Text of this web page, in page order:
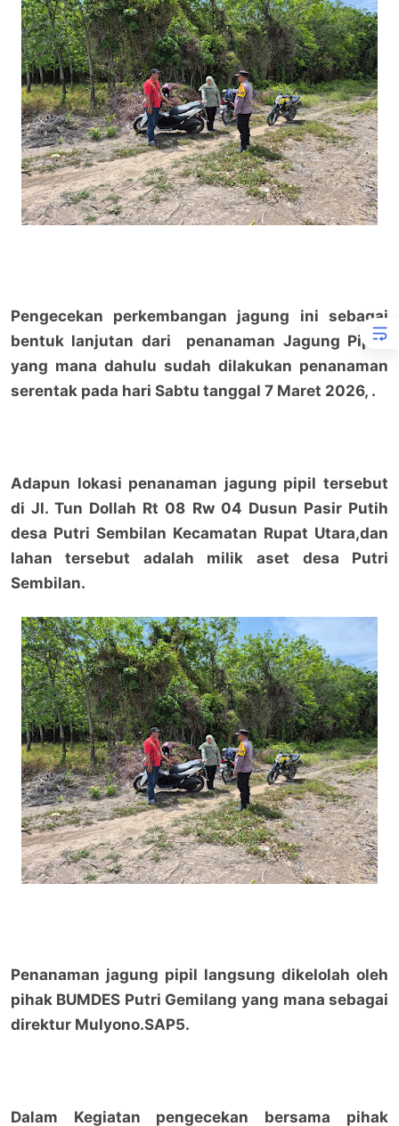
Pengecekan perkembangan jagung ini sebagai
bentuk lanjutan dari penanaman Jagung Pipil,
yang mana dahulu sudah dilakukan penanaman
serentak pada hari Sabtu tanggal 7 Maret 2026, .
Adapun lokasi penanaman jagung pipil tersebut
di Jl. Tun Dollah Rt 08 Rw 04 Dusun Pasir Putih
desa Putri Sembilan Kecamatan Rupat Utara,dan
lahan tersebut adalah milik aset desa Putri
Sembilan.
Penanaman jagung pipil langsung dikelolah oleh
pihak BUMDES Putri Gemilang yang mana sebagai
direktur Mulyono.SAP5.
Dalam Kegiatan pengecekan bersama pihak